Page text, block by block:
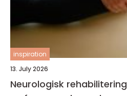
inspiration
13. July 2026
Neurologisk rehabilitering vägen tillbaka till